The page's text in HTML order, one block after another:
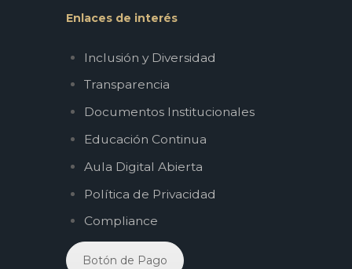
Enlaces de interés
Inclusión y Diversidad
Transparencia
Documentos Institucionales
Educación Continua
Aula Digital Abierta
Política de Privacidad
Compliance
Botón de Pago